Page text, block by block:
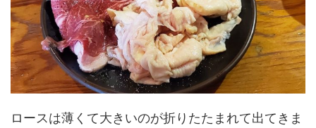
ロースは薄くて大きいのが折りたたまれて出てきま